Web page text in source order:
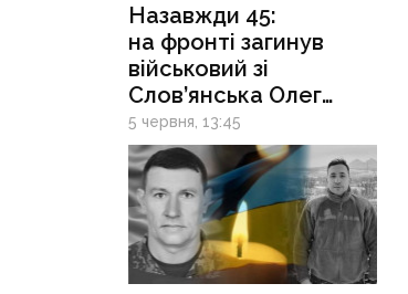
Назавжди 45:
на фронті загинув
військовий зі
Слов’янська Олег
Каплуновський
5 червня, 13:45